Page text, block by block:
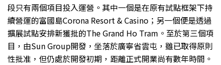
段只有兩個項目投入運營。其中一個是在原有試點框架下持
續營運的富國島Corona Resort & Casino；另一個便是透過
擴展試點安排新獲批的The Grand Ho Tram。至於第三個項
目，由Sun Group開發，坐落於廣寧省雲屯，雖已取得原則
性批准，但仍處於開發初期，距離正式開業尚有數年時間。